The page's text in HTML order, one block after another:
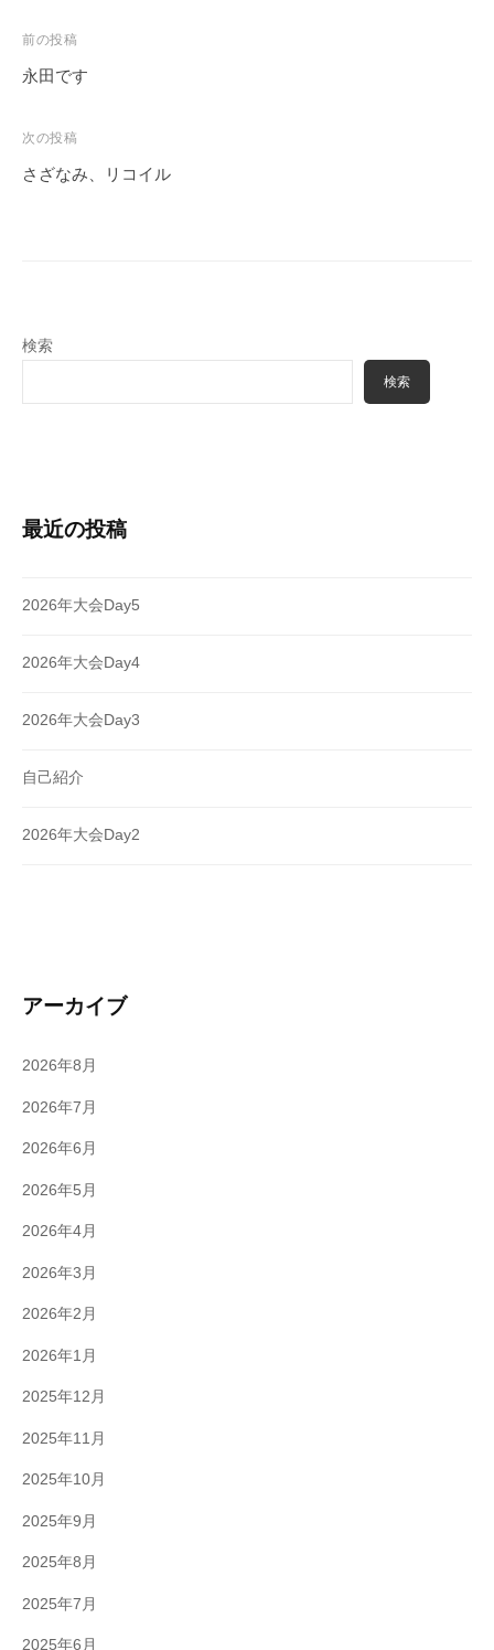
投
稿
ビ
ゲ
前の投稿
永田です
次の投稿
さざなみ、リコイル
検索
検索
最近の投稿
2026年大会Day5
2026年大会Day4
2026年大会Day3
自己紹介
2026年大会Day2
アーカイブ
2026年8月
2026年7月
2026年6月
2026年5月
2026年4月
2026年3月
2026年2月
2026年1月
2025年12月
2025年11月
2025年10月
2025年9月
2025年8月
2025年7月
2025年6月